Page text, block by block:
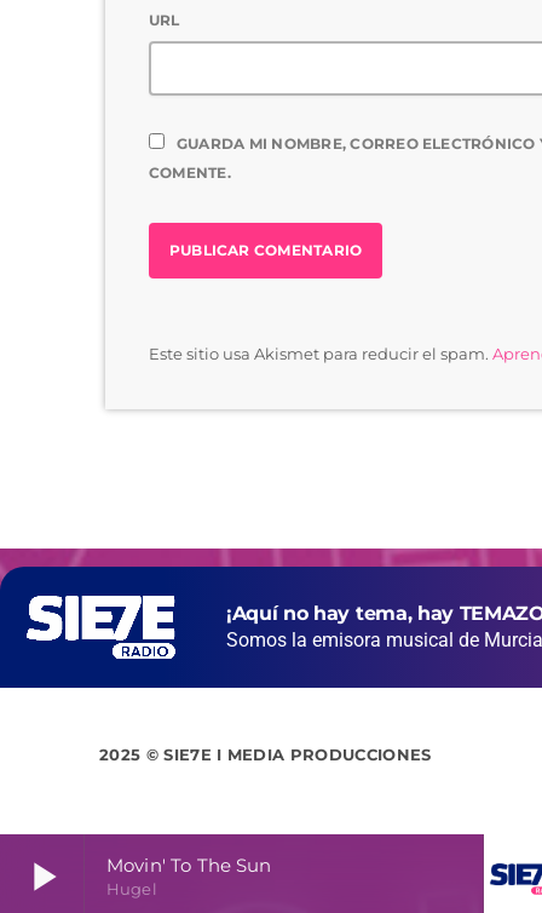
play_arrow Movin' To The Sun
Hugel
URL
GUARDA MI NOMBRE, CORREO
COMENTE.
Este sitio usa Akismet para reducir el spam.
¡Aquí no hay tema, hay
Somos la emisora musical de
2025 © SIE7E I MEDIA PRODUCCIONES